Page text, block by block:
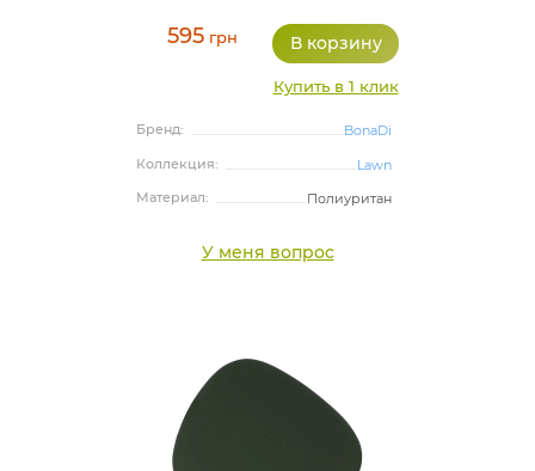
595грн
Купить в 1 клик
Бренд:
BonaDi
Коллекция:
Lawn
Материал:
Полиуритан
У меня вопрос